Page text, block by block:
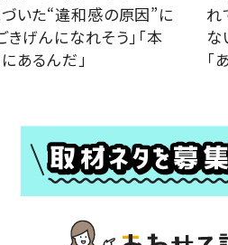
いた“違和感の原因”に
きげんになれそう」「本
あるんだ」
れ
な
「